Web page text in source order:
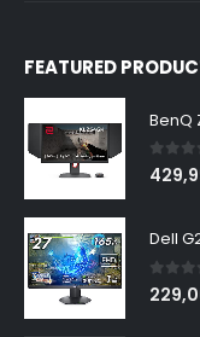
FEATURED
0out
0out